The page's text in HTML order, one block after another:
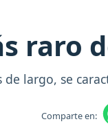
raro
largo, se
Comparte en: